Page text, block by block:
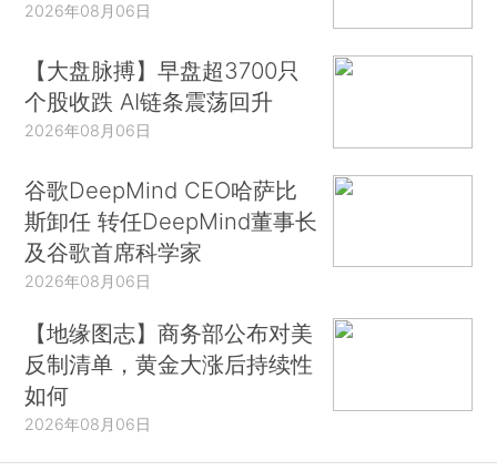
2026年08月06日
【大盘脉搏】早盘超3700只
个股收跌 AI链条震荡回升
2026年08月06日
谷歌DeepMind CEO哈萨比
斯卸任 转任DeepMind董事长
及谷歌首席科学家
2026年08月06日
【地缘图志】商务部公布对美
反制清单，黄金大涨后持续性
如何
2026年08月06日